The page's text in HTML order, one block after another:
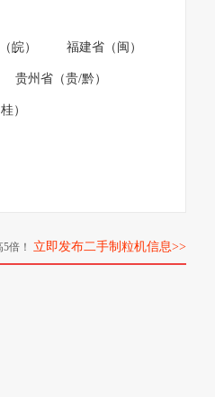
皖） 福建省（闽）
贵州省（贵/黔）
）
倍！ 立即发布二手制粒机信息>>